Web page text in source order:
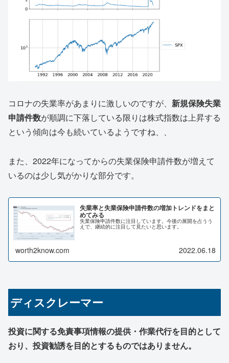
コロナの失業率があまりに激しいのですが、 新規保険失業
申請件数が順調に下落している限りは株式指数は上昇する
という傾向は今も続いているようですね、、
また、2022年になってからの失業保険申請件数が増えて
いるのは少し気がかりな部分です。
失業率と失業保険申請件数の増加トレンドをまと
めてみる
失業保険申請件数に注目しています。今後の展開を占うう
えで、継続的に注目して見たいと思います。
worth2know.com 2022.06.18
ディスクレーマー
投資に関する免責事項情報の提供・作業代行を目的として
おり、投資勧誘を目的とするものではありません。